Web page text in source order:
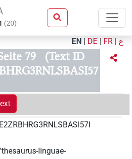
(20)
EN | DE | FR | ع
79
(Text ID
linguae-